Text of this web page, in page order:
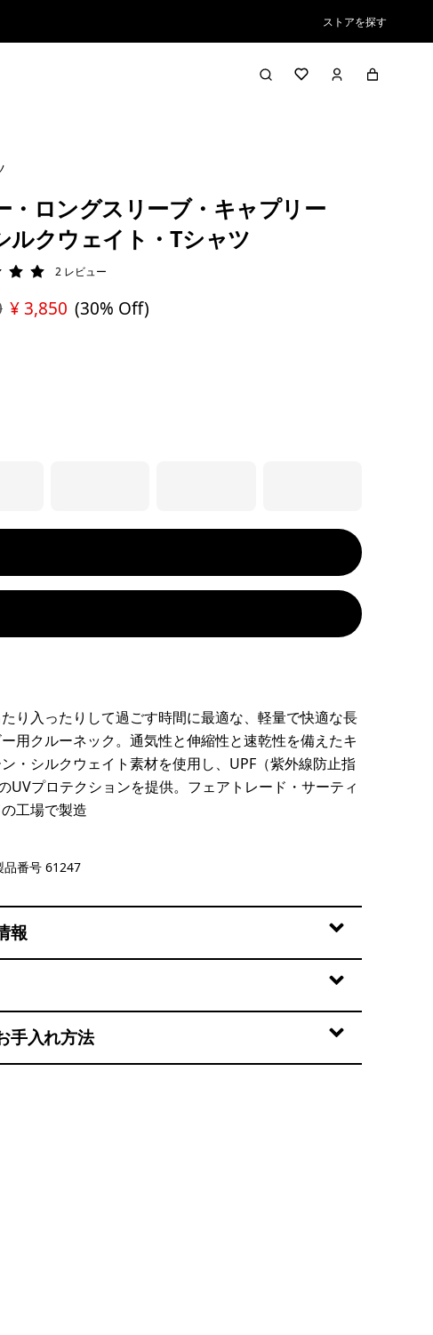
ストアを探す
・ロングスリーブ・キャプリー
ルクウェイト・Tシャツ
価: 5 / 5 2 レビュー
¥ 3,850 (30% Off)
り入ったりして過ごす時間に最適な、軽量で快適な長
用クルーネック。通気性と伸縮性と速乾性を備えたキ
・シルクウェイト素材を使用し、UPF（紫外線防止指
UVプロテクションを提供。フェアトレード・サーティ
工場で製造
Thermal Blue
品番号 61247
報
手入れ方法